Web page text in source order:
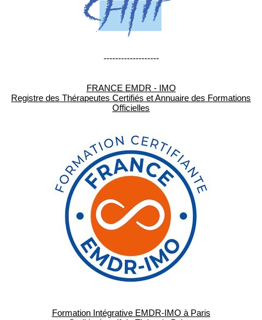
-------------------
FRANCE EMDR - IMO
Registre des Thérapeutes Certifiés et Annuaire des Formations
Officielles
Formation Intégrative EMDR-IMO à Paris